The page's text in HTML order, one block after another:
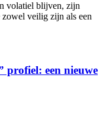
volatiel blijven, zijn
zowel veilig zijn als een
profiel: een nieuwe